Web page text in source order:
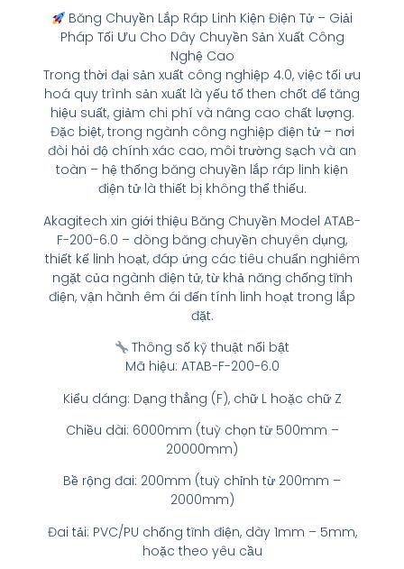
Băng Chuyền Lắp Ráp Linh Kiện Điện Tử – Giải
Pháp Tối Ưu Cho Dây Chuyền Sản Xuất Công
Nghệ Cao
Trong thời đại sản xuất công nghiệp 4.0, việc tối ưu
hoá quy trình sản xuất là yếu tố then chốt để tăng
hiệu suất, giảm chi phí và nâng cao chất lượng.
Đặc biệt, trong ngành công nghiệp điện tử – nơi
đòi hỏi độ chính xác cao, môi trường sạch và an
toàn – hệ thống băng chuyền lắp ráp linh kiện
điện tử là thiết bị không thể thiếu.
Akagitech xin giới thiệu Băng Chuyền Model ATAB-
F-200-6.0 – dòng băng chuyền chuyên dụng,
thiết kế linh hoạt, đáp ứng các tiêu chuẩn nghiêm
ngặt của ngành điện tử, từ khả năng chống tĩnh
điện, vận hành êm ái đến tính linh hoạt trong lắp
đặt.
Thông số kỹ thuật nổi bật
Mã hiệu: ATAB-F-200-6.0
Kiểu dáng: Dạng thẳng (F), chữ L hoặc chữ Z
Chiều dài: 6000mm (tuỳ chọn từ 500mm –
20000mm)
Bề rộng đai: 200mm (tuỳ chỉnh từ 200mm –
2000mm)
Đai tải: PVC/PU chống tĩnh điện, dày 1mm – 5mm,
hoặc theo yêu cầu